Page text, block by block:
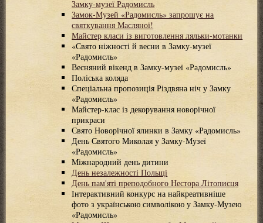
Замку-музеї Радомисль
Замок-Музей «Радомисль» запрошує на
святкування Масляної!
Майстер класи із виготовлення ляльки-мотанки
«Свято ніжності й весни в Замку-музеї
«Радомисль»
Весняний вікенд в Замку-музеї «Радомисль»
Поліська коляда
Спеціальна пропозиція Різдвяна ніч у Замку
«Радомисль»
Майстер-клас із декорування новорічної
прикраси
Свято Новорічної ялинки в Замку «Радомисль»
День Святого Миколая у Замку-Музеї
«Радомисль»
Міжнародний день дитини
День незалежності Польщі
День пам'яті преподобного Нестора Літописця
Інтерактивний конкурс на найкреативніше
фото з українською символікою у Замку-Музею
«Радомисль»